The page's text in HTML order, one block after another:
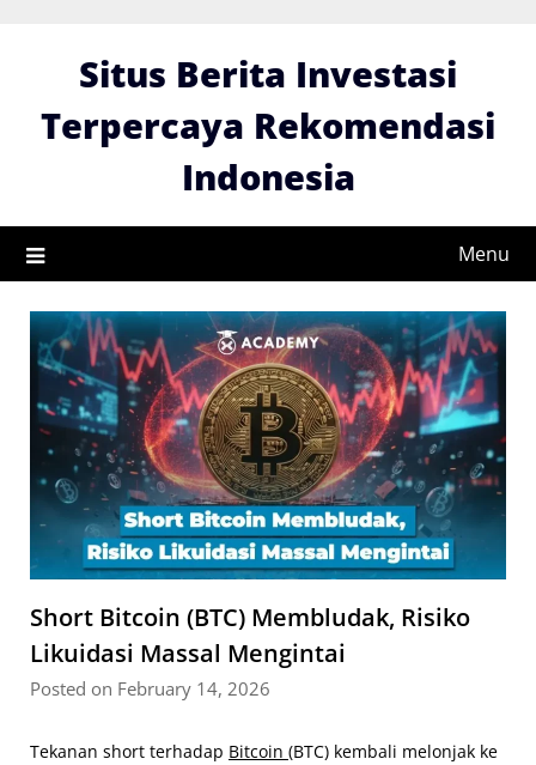
Situs Berita Investasi
Terpercaya Rekomendasi
Indonesia
Menu
Short Bitcoin (BTC) Membludak, Risiko
Likuidasi Massal Mengintai
Posted on February 14, 2026
Tekanan short terhadap Bitcoin (BTC) kembali melonjak ke